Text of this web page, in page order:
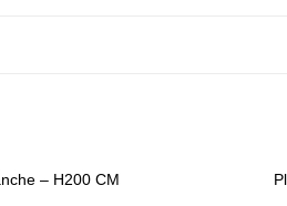
– H200 CM